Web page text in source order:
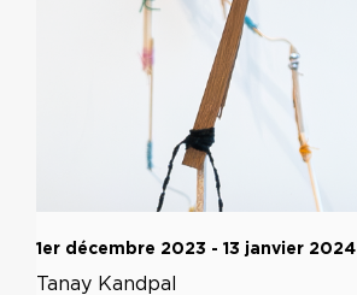
1er décembre 2023 - 13 janvier 2024
Tanay Kandpal